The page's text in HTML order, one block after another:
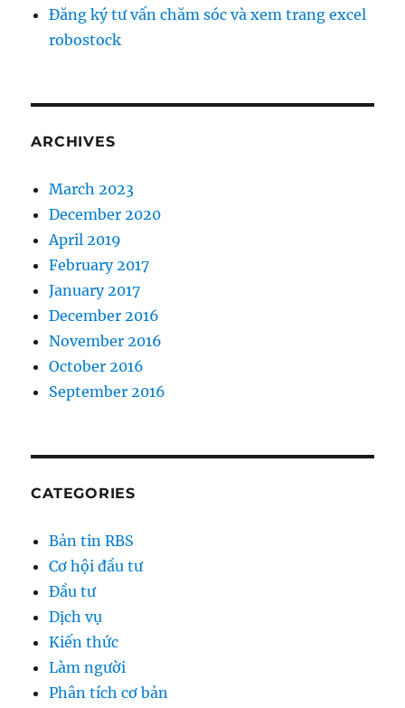
Đăng ký tư vấn chăm sóc và xem trang excel
robostock
ARCHIVES
March 2023
December 2020
April 2019
February 2017
January 2017
December 2016
November 2016
October 2016
September 2016
CATEGORIES
Bản tin RBS
Cơ hội đầu tư
Đầu tư
Dịch vụ
Kiến thức
Làm người
Phân tích cơ bản